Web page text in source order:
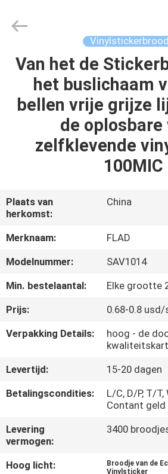
THUIS
PRODUCTEN
OVER
FABRIEKSTOCHT
CONTACT
MET
ONS
VRAAG
OFFERTE
Co.,Ltd.
Van het de
het buslichaam
bellen vrije grijze
de
zelfklevende
100MIC
Plaats van
herkomst:
China
Merknaam:
FLAD
Modelnummer:
SAV1014
Min. bestelaantal:
Elke grootte
Prijs:
0.68-0.8
Verpakking Details:
hoog - de
Levertijd:
15-20 dagen
Betalingscondities:
L/C, D/P, T/
Contant geld
Levering
vermogen:
3400
Hoog licht:
Broodje van de
Vinylsticker